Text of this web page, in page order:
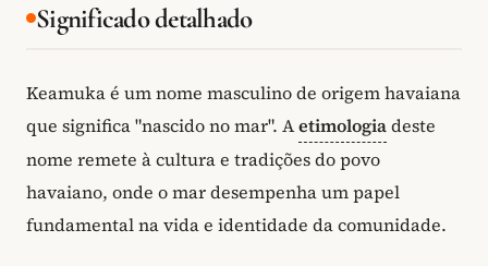
Significado detalhado
Keamuka é um nome masculino de origem havaiana
que significa "nascido no mar". Aetimologiadeste
nome remete à cultura e tradições do povo
havaiano, onde o mar desempenha um papel
fundamental na vida e identidade da comunidade.